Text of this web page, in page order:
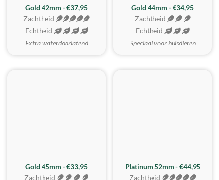
ZACHTSTE
Gold 42mm - €37,95
Zachtheid
Echtheid
Extra waterdoorlatend
Gold 44mm - €34,95
Zachtheid
Echtheid
Speciaal voor huisdieren
Gold 45mm - €33,95
Zachtheid
Platinum 52mm - €44,95
Zachtheid